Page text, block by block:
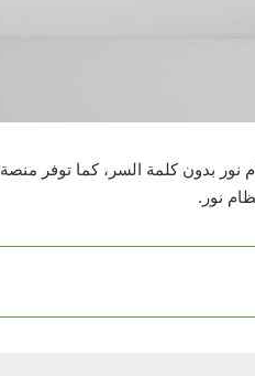
نور بدون كلمة السر، كما توفر منصة
نور.